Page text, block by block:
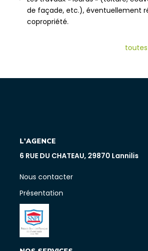
de façade, etc.), éventuellement
copropriété.
L'AGENCE
6 RUE DU CHATEAU, 29870 Lannilis
Nous contacter
Présentation